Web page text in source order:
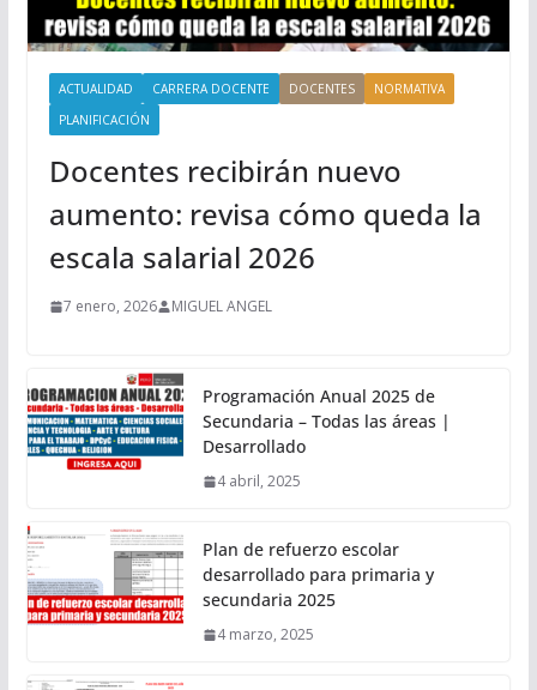
ACTUALIDAD CARRERA DOCENTE DOCENTES
NORMATIVA
PLANIFICACIÓN
Docentes recibirán nuevo
aumento: revisa cómo queda la
escala salarial 2026
7 enero, 2026 MIGUEL ANGEL
Programación Anual 2025 de
Secundaria – Todas las áreas |
Desarrollado
4 abril, 2025
Plan de refuerzo escolar
desarrollado para primaria y
secundaria 2025
4 marzo, 2025